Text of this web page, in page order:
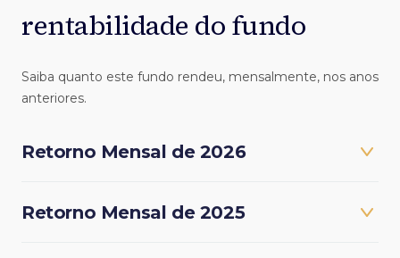
rentabilidade do fundo
Saiba quanto este fundo rendeu, mensalmente, nos anos
anteriores.
Retorno Mensal de 2026
Retorno Mensal de 2025